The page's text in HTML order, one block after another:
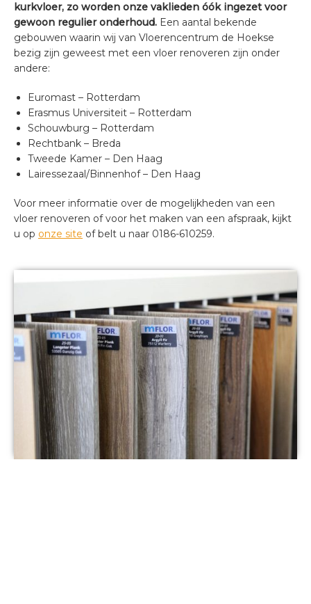
kurkvloer, zo worden onze vaklieden óók ingezet voor
gewoon regulier onderhoud. Een aantal bekende
gebouwen waarin wij van Vloerencentrum de Hoekse
bezig zijn geweest met een vloer renoveren zijn onder
andere:
Euromast – Rotterdam
Erasmus Universiteit – Rotterdam
Schouwburg – Rotterdam
Rechtbank – Breda
Tweede Kamer – Den Haag
Lairessezaal/Binnenhof – Den Haag
Voor meer informatie over de mogelijkheden van een
vloer renoveren of voor het maken van een afspraak, kijkt
u op onze site of belt u naar 0186-610259.